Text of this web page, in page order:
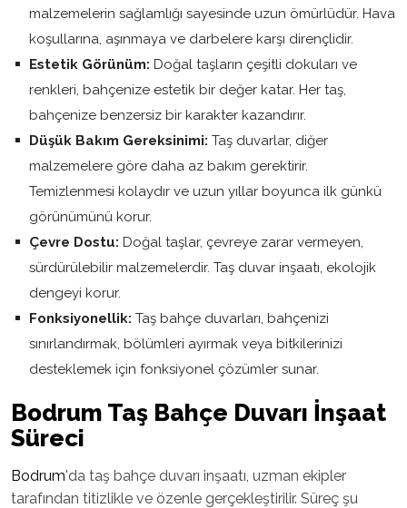
malzemelerin sağlamlığı sayesinde uzun ömürlüdür. Hava
koşullarına, aşınmaya ve darbelere karşı dirençlidir.
Estetik Görünüm: Doğal taşların çeşitli dokuları ve
renkleri, bahçenize estetik bir değer katar. Her taş,
bahçenize benzersiz bir karakter kazandırır.
Düşük Bakım Gereksinimi: Taş duvarlar, diğer
malzemelere göre daha az bakım gerektirir.
Temizlenmesi kolaydır ve uzun yıllar boyunca ilk günkü
görünümünü korur.
Çevre Dostu: Doğal taşlar, çevreye zarar vermeyen,
sürdürülebilir malzemelerdir. Taş duvar inşaatı, ekolojik
dengeyi korur.
Fonksiyonellik: Taş bahçe duvarları, bahçenizi
sınırlandırmak, bölümleri ayırmak veya bitkilerinizi
desteklemek için fonksiyonel çözümler sunar.
Bodrum Taş Bahçe Duvarı İnşaat
Süreci
Bodrum'da taş bahçe duvarı inşaatı, uzman ekipler
tarafından titizlikle ve özenle gerçekleştirilir. Süreç şu